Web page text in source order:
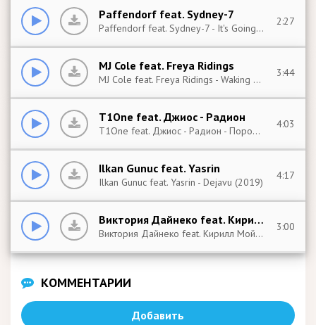
Paffendorf feat. Sydney-7
Paffendorf feat. Sydney-7 - It's Going Down (Edit) (2019)
2:27
MJ Cole feat. Freya Ridings
MJ Cole feat. Freya Ridings - Waking Up (2019)
3:44
T1One feat. Джиос - Радион
T1One feat. Джиос - Радион - Порошок (2019)
4:03
Ilkan Gunuc feat. Yasrin
Ilkan Gunuc feat. Yasrin - Dejavu (2019)
4:17
Виктория Дайнеко feat. Кирилл Мойтон
Виктория Дайнеко feat. Кирилл Мойтон - Не Звони (2019)
3:00
КОММЕНТАРИИ
Добавить